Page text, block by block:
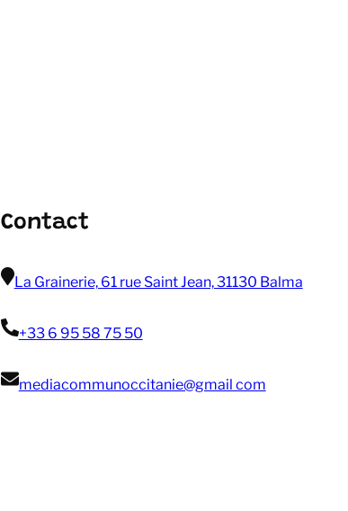
Contact
La Grainerie, 61 rue Saint Jean, 31130 Balma
+33 6 95 58 75 50
mediacommunoccitanie@gmail com